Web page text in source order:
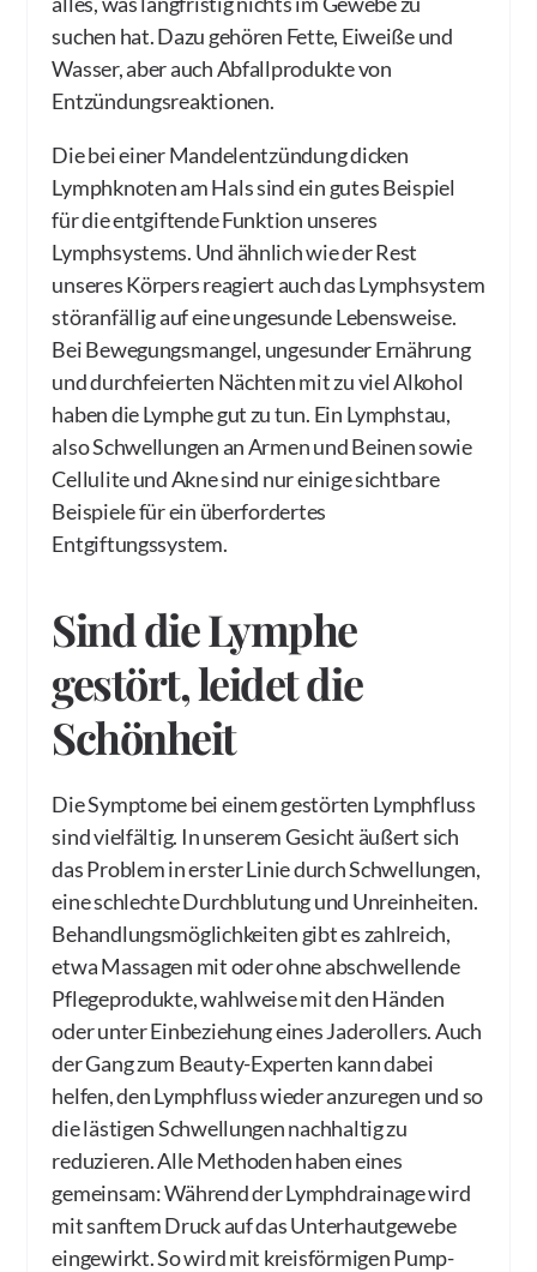
suchen hat. Dazu gehören Fette, Eiweiße und
Wasser, aber auch Abfallprodukte von
Entzündungsreaktionen.
Die bei einer Mandelentzündung dicken
Lymphknoten am Hals sind ein gutes Beispiel
für die entgiftende Funktion unseres
Lymphsystems. Und ähnlich wie der Rest
unseres Körpers reagiert auch das Lymphsystem
störanfällig auf eine ungesunde Lebensweise.
Bei Bewegungsmangel, ungesunder Ernährung
und durchfeierten Nächten mit zu viel Alkohol
haben die Lymphe gut zu tun. Ein Lymphstau,
also Schwellungen an Armen und Beinen sowie
Cellulite und Akne sind nur einige sichtbare
Beispiele für ein überfordertes
Entgiftungssystem.
Sind die Lymphe
gestört, leidet die
Schönheit
Die Symptome bei einem gestörten Lymphfluss
sind vielfältig. In unserem Gesicht äußert sich
das Problem in erster Linie durch Schwellungen,
eine schlechte Durchblutung und Unreinheiten.
Behandlungsmöglichkeiten gibt es zahlreich,
etwa Massagen mit oder ohne abschwellende
Pflegeprodukte, wahlweise mit den Händen
oder unter Einbeziehung eines Jaderollers. Auch
der Gang zum Beauty-Experten kann dabei
helfen, den Lymphfluss wieder anzuregen und so
die lästigen Schwellungen nachhaltig zu
reduzieren. Alle Methoden haben eines
gemeinsam: Während der Lymphdrainage wird
mit sanftem Druck auf das Unterhautgewebe
eingewirkt. So wird mit kreisförmigen Pump-